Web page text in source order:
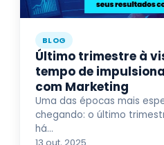
BLOG
Último trimestre à
tempo de
com Marketing
Uma das épocas mais
chegando: o último
há...